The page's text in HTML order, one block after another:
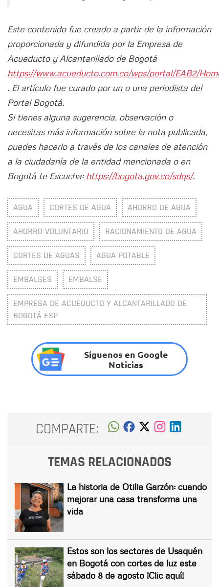
Este contenido fue creado a partir de la información
proporcionada y difundida por la Empresa de
Acueducto y Alcantarillado de Bogotá
https://www.acueducto.com.co/wps/portal/EAB2/
. El artículo fue curado por un o una periodista del
Portal Bogotá.
Si tienes alguna sugerencia, observación o
necesitas más información sobre la nota publicada,
puedes hacerlo a través de los canales de atención
a la ciudadanía de la entidad mencionada o en
Bogotá te Escucha: https://bogota.gov.co/sdqs/.
AGUA CORTES DE AGUA AHORRO DE AGUA
AHORRO VOLUNTARIO RACIONAMIENTO DE AGUA
CORTES DE AGUAS AGUA POTABLE
EMBALSES EMBALSE
EMPRESA DE ACUEDUCTO Y ALCANTARILLADO DE
BOGOTÁ ESP
Síguenos en Google
Noticias
COMPARTE:
TEMAS RELACIONADOS
La historia de Otilia Garzón: cuando
mejorar una casa transforma una
vida
Estos son los sectores de Usaquén
en Bogotá con cortes de luz este
sábado 8 de agosto ¡Clic aquí!